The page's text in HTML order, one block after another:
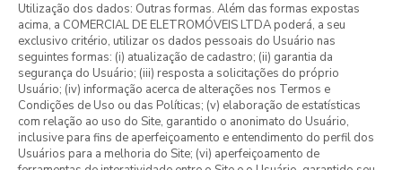
Utilização dos dados: Outras formas. Além das formas expostas
acima, a COMERCIAL DE ELETROMÓVEIS LTDA poderá, a seu
exclusivo critério, utilizar os dados pessoais do Usuário nas
seguintes formas: (i) atualização de cadastro; (ii) garantia da
segurança do Usuário; (iii) resposta a solicitações do próprio
Usuário; (iv) informação acerca de alterações nos Termos e
Condições de Uso ou das Políticas; (v) elaboração de estatísticas
com relação ao uso do Site, garantido o anonimato do Usuário,
inclusive para fins de aperfeiçoamento e entendimento do perfil dos
Usuários para a melhoria do Site; (vi) aperfeiçoamento de